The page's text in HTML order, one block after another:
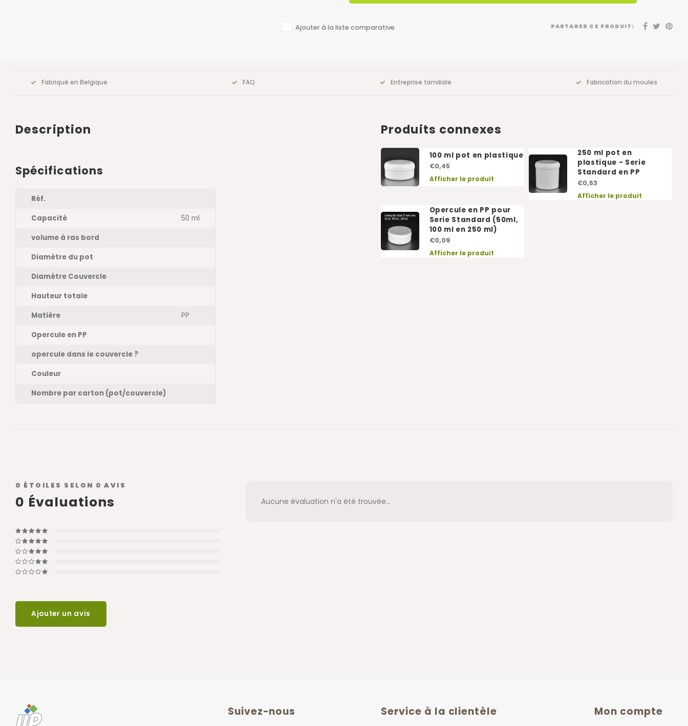
Ajouter à la liste comparative PARTAGER CE PRODUIT:
Fabriqué en Belgique FAQ Entreprise familiale Fabrication du moules
Description
Spécifications
Réf.
Capacité
50 ml
volume à ras bord
Diamètre du pot
Diamètre Couvercle
Hauteur totale
Matière
PP
Opercule en PP
opercule dans le couvercle ?
Couleur
Nombre par carton (pot/couvercle)
Produits connexes
100 ml pot en plastique
€0,45
Afficher le produit
250 ml pot en
plastique - Serie
Standard en PP
€0,53
Afficher le produit
Opercule en PP pour
Serie Standard (50ml,
100 ml en 250 ml)
€0,09
Afficher le produit
0 ÉTOILES SELON 0 AVIS
0 Évaluations
Ajouter un avis
Aucune évaluation n'a été trouvée...
Suivez-nous Service à la clientèle Mon compte